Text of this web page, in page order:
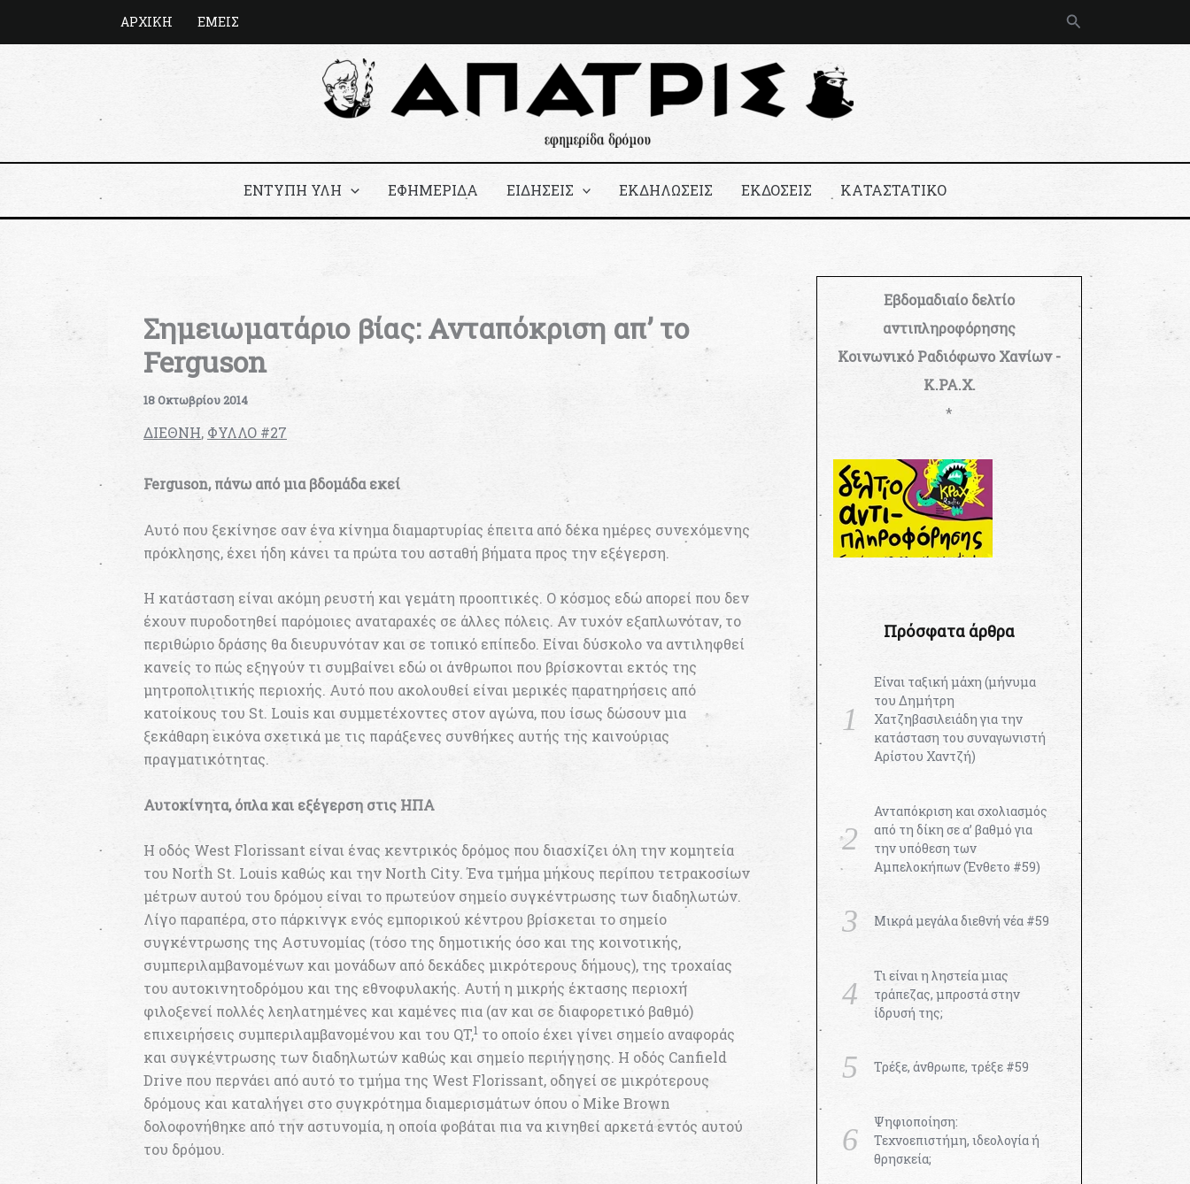
ΑΡΧΙΚΗ ΕΜΕΙΣ Αναζήτηση
ΕΝΤΥΠΗ ΥΛΗ ΕΦΗΜΕΡΙΔΑ ΕΙΔΗΣΕΙΣ ΕΚΔΗΛΩΣΕΙΣ ΕΚΔΟΣΕΙΣ ΚΑΤΑΣΤΑΤΙΚΟ
Σημειωματάριο βίας: Ανταπόκριση απ’ το
Ferguson
18 Οκτωβρίου 2014
ΔΙΕΘΝΗ, ΦΥΛΛΟ #27
Ferguson, πάνω από μια βδομάδα εκεί
Αυτό που ξεκίνησε σαν ένα κίνημα διαμαρτυρίας έπειτα από δέκα ημέρες συνεχόμενης
πρόκλησης, έχει ήδη κάνει τα πρώτα του ασταθή βήματα προς την εξέγερση.
Η κατάσταση είναι ακόμη ρευστή και γεμάτη προοπτικές. Ο κόσμος εδώ απορεί που δεν
έχουν πυροδοτηθεί παρόμοιες αναταραχές σε άλλες πόλεις. Αν τυχόν εξαπλωνόταν, το
περιθώριο δράσης θα διευρυνόταν και σε τοπικό επίπεδο. Είναι δύσκολο να αντιληφθεί
κανείς το πώς εξηγούν τι συμβαίνει εδώ οι άνθρωποι που βρίσκονται εκτός της
μητροπολιτικής περιοχής. Αυτό που ακολουθεί είναι μερικές παρατηρήσεις από
κατοίκους του St. Louis και συμμετέχοντες στον αγώνα, που ίσως δώσουν μια
ξεκάθαρη εικόνα σχετικά με τις παράξενες συνθήκες αυτής της καινούριας
πραγματικότητας.
Αυτοκίνητα, όπλα και εξέγερση στις ΗΠΑ
Η οδός West Florissant είναι ένας κεντρικός δρόμος που διασχίζει όλη την κομητεία
του North St. Louis καθώς και την North City. Ένα τμήμα μήκους περίπου τετρακοσίων
μέτρων αυτού του δρόμου είναι το πρωτεύον σημείο συγκέντρωσης των διαδηλωτών.
Λίγο παραπέρα, στο πάρκινγκ ενός εμπορικού κέντρου βρίσκεται το σημείο
συγκέντρωσης της Αστυνομίας (τόσο της δημοτικής όσο και της κοινοτικής,
συμπεριλαμβανομένων και μονάδων από δεκάδες μικρότερους δήμους), της τροχαίας
του αυτοκινητοδρόμου και της εθνοφυλακής. Αυτή η μικρής έκτασης περιοχή
φιλοξενεί πολλές λεηλατημένες και καμένες πια (αν και σε διαφορετικό βαθμό)
επιχειρήσεις συμπεριλαμβανομένου και του QT,1 το οποίο έχει γίνει σημείο αναφοράς
και συγκέντρωσης των διαδηλωτών καθώς και σημείο περιήγησης. Η οδός Canfield
Drive που περνάει από αυτό το τμήμα της West Florissant, οδηγεί σε μικρότερους
δρόμους και καταλήγει στο συγκρότημα διαμερισμάτων όπου ο Mike Brown
δολοφονήθηκε από την αστυνομία, η οποία φοβάται πια να κινηθεί αρκετά εντός αυτού
του δρόμου.
Εβδομαδιαίο δελτίο
αντιπληροφόρησης
Κοινωνικό Ραδιόφωνο Χανίων -
Κ.ΡΑ.Χ.
*
Πρόσφατα άρθρα
Είναι ταξική μάχη (μήνυμα
του Δημήτρη
Χατζηβασιλειάδη για την
κατάσταση του συναγωνιστή
Αρίστου Χαντζή)
Ανταπόκριση και σχολιασμός
από τη δίκη σε α’ βαθμό για
την υπόθεση των
Αμπελοκήπων (Ένθετο #59)
Μικρά μεγάλα διεθνή νέα #59
Τι είναι η ληστεία μιας
τράπεζας, μπροστά στην
ίδρυσή της;
Τρέξε, άνθρωπε, τρέξε #59
Ψηφιοποίηση:
Τεχνοεπιστήμη, ιδεολογία ή
θρησκεία;